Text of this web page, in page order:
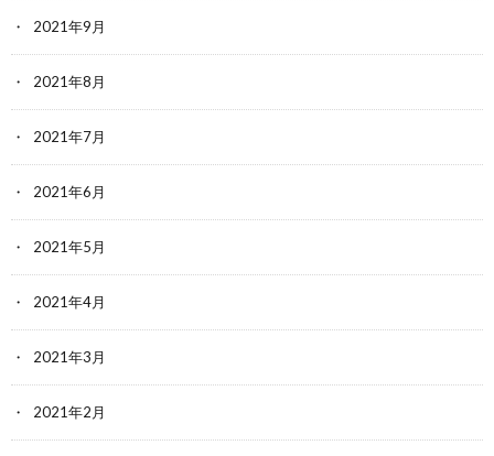
2021年9月
2021年8月
2021年7月
2021年6月
2021年5月
2021年4月
2021年3月
2021年2月